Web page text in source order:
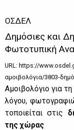
ΟΣΔΕΛ
Δημόσιες και
Φωτοτυπική
URL: https://
αμοιβολόγια/3803-
Αμοι­βο­λό­γιο για τη
λό­γου,
το­ποιεί­ται στις
της χώ­ρας